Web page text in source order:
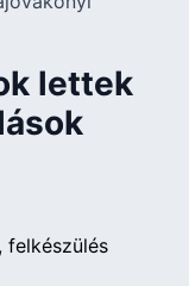
lettek
felkészülés